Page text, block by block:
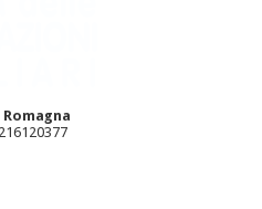
Romagna